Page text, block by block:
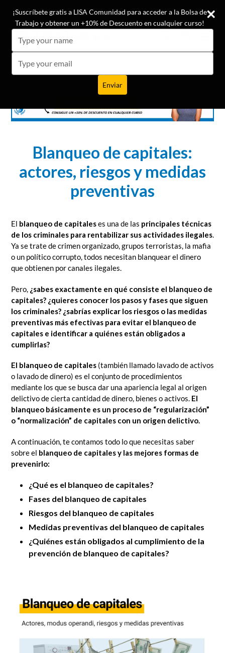
directamente
contenido
¡Conoce las opiniones de nuestros +19.500 alumnos!
Carrito
Carrito
Blanqueo de capitales:
actores, riesgos y medidas
preventivas
El blanqueo de capitaleses una de las principales técnicas
de los criminales para rentabilizar sus actividades ilegales.
Ya se trate de crimen organizado, grupos terroristas, la mafia
o un político corrupto, todos necesitan blanquear el dinero
que obtienen por canales ilegales.
Pero, ¿sabes exactamente en qué consiste el blanqueo de
capitales? ¿quieres conocer los pasos y fases que siguen
los criminales? ¿sabrías explicar los riesgos o las medidas
preventivas más efectivas para evitar el blanqueo de
capitales e identificar a quiénes están obligados a
cumplirlas?
El blanqueo de capitales (también llamado lavado de activos
o lavado de dinero) es el conjunto de procedimientos
mediante los que se busca dar una apariencia legal al origen
delictivo de cierta cantidad de dinero, bienes o activos. El
blanqueo básicamente es un proceso de “regularización”
o “normalización” de capitales con un origen delictivo.
A continuación, te contamos todo lo que necesitas saber
sobre el blanqueo de capitales y las mejores formas de
prevenirlo:
¿Qué es el blanqueo de capitales?
Fases del blanqueo de capitales
Riesgos del blanqueo de capitales
Medidas preventivas del blanqueo de capitales
¿Quiénes están obligados al cumplimiento de la
prevención de blanqueo de capitales?
¡Suscríbete gratis a LISA Comunidad para acceder a la Bolsa de
Trabajo y obtener un +10% de Descuento en cualquier curso!
your
name
your
email
Enviar